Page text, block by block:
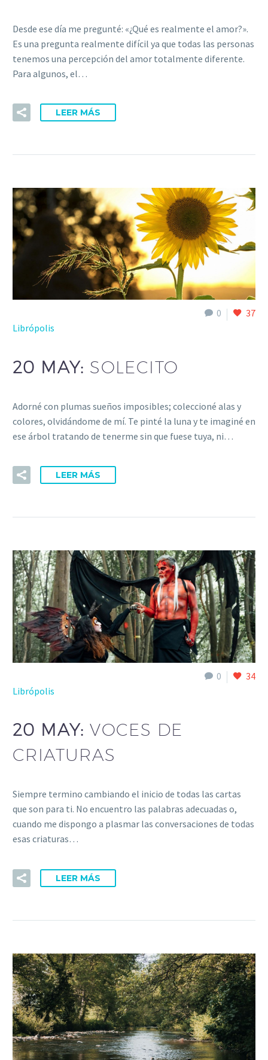
Desde ese día me pregunté: «¿Qué es realmente el amor?».
Es una pregunta realmente difícil ya que todas las personas
tenemos una percepción del amor totalmente diferente.
Para algunos, el…
LEER MÁS
0
37
Librópolis
20 MAY: SOLECITO
Adorné con plumas sueños imposibles; coleccioné alas y
colores, olvidándome de mí. Te pinté la luna y te imaginé en
ese árbol tratando de tenerme sin que fuese tuya, ni…
LEER MÁS
0
34
Librópolis
20 MAY:VOCES DE
CRIATURAS
Siempre termino cambiando el inicio de todas las cartas
que son para ti. No encuentro las palabras adecuadas o,
cuando me dispongo a plasmar las conversaciones de todas
esas criaturas…
LEER MÁS